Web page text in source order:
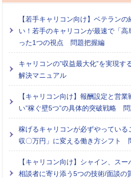
【若手キャリコン向け】ベテラン
い！若手のキャリコンが最速で「
った1つの視点 問題把握編
キャリコンの”収益最大化”を実現す
解決マニュアル
【キャリコン向け】報酬設定と営
い”稼ぐ壁5つ”の具体的突破戦略
稼げるキャリコンが必ずやっている
収〇万円」に変える働き方シフト
【キャリコン向け】シャイン、ス
相談者に寄り添う5つの技術/面談